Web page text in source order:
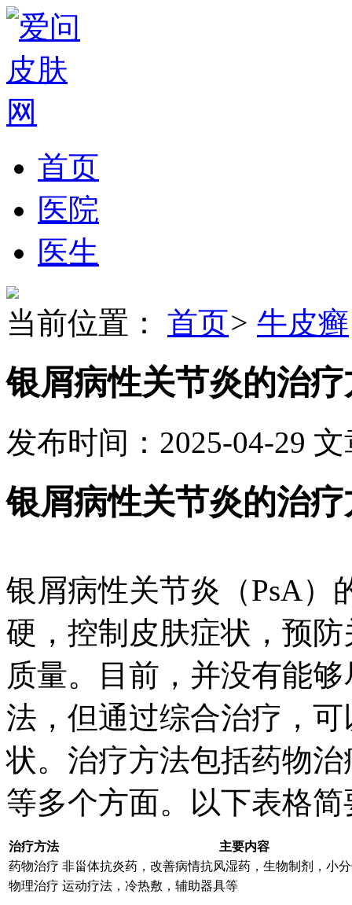
首页
医院
医生
当前位置： 首页> 牛皮癣
银屑病性关节炎的治
发布时间：2025-04-29 文
银屑病性关节炎的治
银屑病性关节炎（PsA）
硬，控制皮肤症状，预
质量。目前，并没有能
法，但通过综合治疗，
状。治疗方法包括药物
等多个方面。以下表格
治疗方法
主要内容
药物治疗 非甾体抗炎药，改善病情抗风湿药，生物制剂，小
物理治疗 运动疗法，冷热敷，辅助器具等